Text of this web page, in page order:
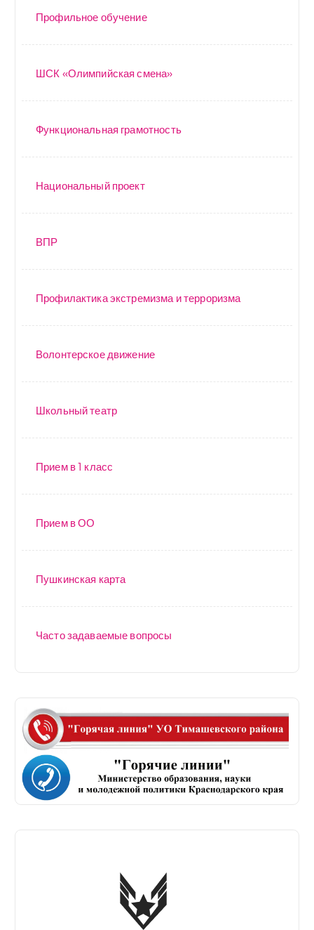
Профильное обучение
ШСК «Олимпийская смена»
Функциональная грамотность
Национальный проект
ВПР
Профилактика экстремизма и терроризма
Волонтерское движение
Школьный театр
Прием в 1 класс
Прием в ОО
Пушкинская карта
Часто задаваемые вопросы